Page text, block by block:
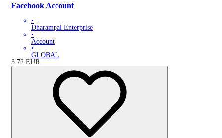
Facebook Account
•
Dharampal Enterprise
•
Account
•
GLOBAL
3.72 EUR